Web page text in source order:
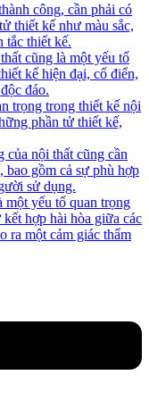
công, cần phải có
thiết kế như màu sắc,
tắc thiết kế.
cũng là một yếu tố
kế hiện đại, cổ điển,
đáo.
trọng trong thiết kế nội
phần tử thiết kế,
nội thất cũng cần
bao gồm cả sự phù hợp
sử dụng.
yếu tố quan trọng
hợp hài hòa giữa các
ra một cảm giác thẩm